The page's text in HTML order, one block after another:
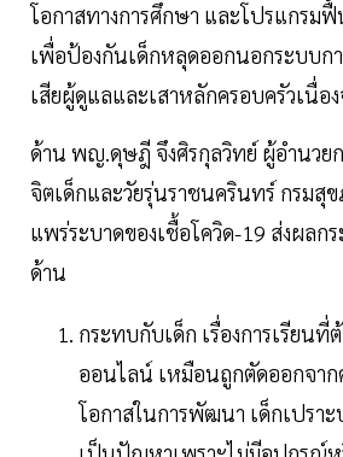
โอกาสทางการศึกษา และโปรแกรม
เพื่อป้องกันเด็กหลุดออกนอกระบบก
เสียผู้ดูแลและเสาหลักครอบครัวเนื่อ
ด้าน พญ.ดุษฎี จึงศิรกุลวิทย์ ผู้อำนวย
จิตเด็กและวัยรุ่นราชนครินทร์ กรมสุข
แพร่ระบาดของเชื้อโควิด-19 ส่งผลก
ด้าน
กระทบกับเด็ก เรื่องการเรียนที่
ออนไลน์ เหมือนถูกตัดออกจา
โอกาสในการพัฒนา เด็กเปราะ